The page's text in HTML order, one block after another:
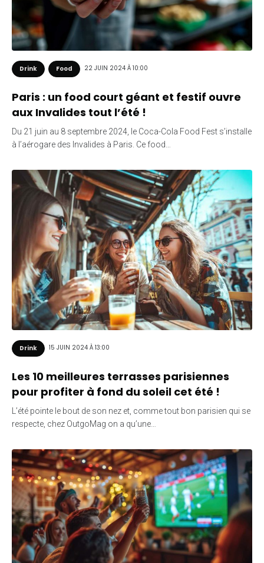
Drink Food 22 JUIN 2024 À 10:00
Paris : un food court géant et festif ouvre
aux Invalides tout l’été !
Du 21 juin au 8 septembre 2024, le Coca-Cola Food Fest s’installe
à l’aérogare des Invalides à Paris. Ce food…
Drink 15 JUIN 2024 À 13:00
Les 10 meilleures terrasses parisiennes
pour profiter à fond du soleil cet été !
L’été pointe le bout de son nez et, comme tout bon parisien qui se
respecte, chez OutgoMag on a qu’une…